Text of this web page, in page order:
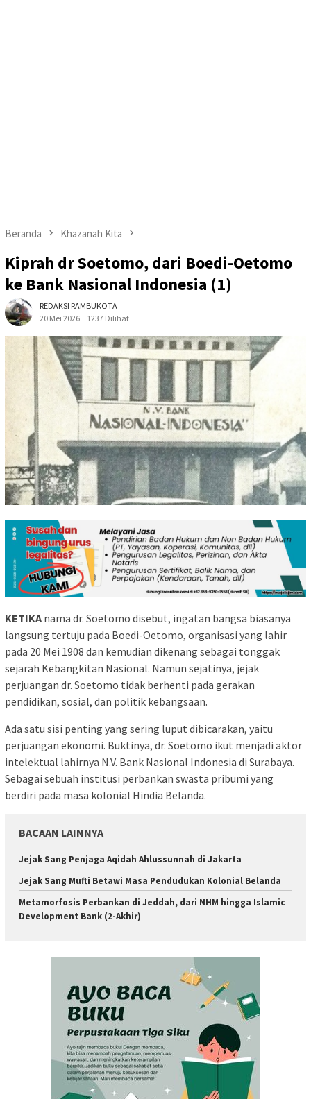
Beranda Khazanah Kita
Kiprah dr Soetomo, dari Boedi-Oetomo
ke Bank Nasional Indonesia (1)
REDAKSI RAMBUKOTA
20 Mei 2026
1237 Dilihat
KETIKA nama dr. Soetomo disebut, ingatan bangsa biasanya
langsung tertuju pada Boedi-Oetomo, organisasi yang lahir
pada 20 Mei 1908 dan kemudian dikenang sebagai tonggak
sejarah Kebangkitan Nasional. Namun sejatinya, jejak
perjuangan dr. Soetomo tidak berhenti pada gerakan
pendidikan, sosial, dan politik kebangsaan.
Ada satu sisi penting yang sering luput dibicarakan, yaitu
perjuangan ekonomi. Buktinya, dr. Soetomo ikut menjadi aktor
intelektual lahirnya N.V. Bank Nasional Indonesia di Surabaya.
Sebagai sebuah institusi perbankan swasta pribumi yang
berdiri pada masa kolonial Hindia Belanda.
BACAAN LAINNYA
Jejak Sang Penjaga Aqidah Ahlussunnah di Jakarta
Jejak Sang Mufti Betawi Masa Pendudukan Kolonial Belanda
Metamorfosis Perbankan di Jeddah, dari NHM hingga Islamic
Development Bank (2-Akhir)